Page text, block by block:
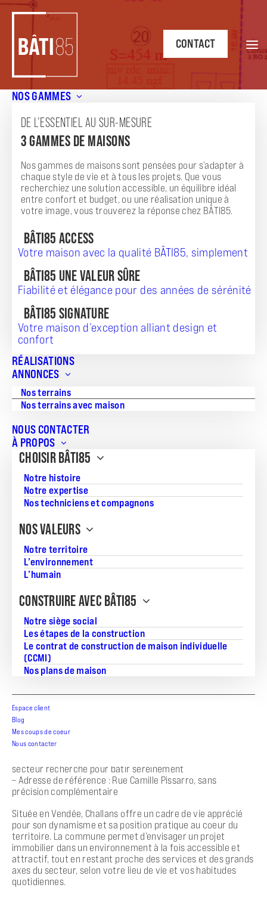
NOS GAMMES
DE L’ESSENTIEL AU SUR-MESURE
3 GAMMES DE MAISONS
Nos gammes de maisons sont pensées pour s’adapter à
chaque style de vie et à tous les projets. Que vous
recherchiez une solution accessible, un équilibre idéal
entre confort et budget, ou une réalisation unique à
votre image, vous trouverez la réponse chez BÂTI85.
BÂTI85 ACCESS
Votre maison avec la qualité BÂTI85, simplement
BÂTI85 UNE VALEUR SÛRE
Fiabilité et élégance pour des années de sérénité
BÂTI85 SIGNATURE
Votre maison d’exception alliant design et
confort
RÉALISATIONS
ANNONCES
Nos terrains
Nos terrains avec maison
NOUS CONTACTER
À PROPOS
CHOISIR BÂTI85
Notre histoire
Notre expertise
Nos techniciens et compagnons
NOS VALEURS
Notre territoire
L’environnement
L’humain
CONSTRUIRE AVEC BÂTI85
Notre siège social
Les étapes de la construction
Le contrat de construction de maison individuelle
(CCMI)
Nos plans de maison
CONTACT
Espace client
Blog
Mes coups de coeur
Nous contacter
en Vendée
ANNONCE
TERRAIN À BÂTIR DE 454M² À CHALLANS, EN
VENDÉE
TERRAIN
70 008
Référence:
JG_20260706_1366
Surface du terrain:
Vendée, pour donner vie à un projet sur mesure ? Découvrez
foncier par Bâti85, et imaginez ici une construction adaptée
à vos envies et à votre mode de vie.
– Superficie : 454m², une surface confortable pour
envisager un projet de construction personnalisé
– Terrain uniquement, vendu nu, sans maison incluse
la disponibilité
– Viabilisation : information non précisée, à confirmer selon
le dossier
– Exposition : information non précisée
secteur recherché pour bâtir sereinement
– Adresse de référence : Rue Camille Pissarro, sans
précision complémentaire
Située en Vendée, Challans offre un cadre de vie apprécié
pour son dynamisme et sa position pratique au coeur du
territoire. La commune permet d’envisager un projet
immobilier dans un environnement à la fois accessible et
attractif, tout en restant proche des services et des grands
axes du secteur, selon votre lieu de vie et vos habitudes
quotidiennes.